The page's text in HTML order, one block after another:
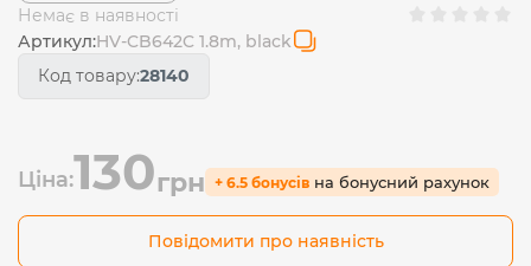
Немає в наявності
Артикул:HV-CB642C 1.8m, black
Код товару:28140
Ціна:130грн + 6.5 бонусів на бонусний рахунок
Повідомити про наявність